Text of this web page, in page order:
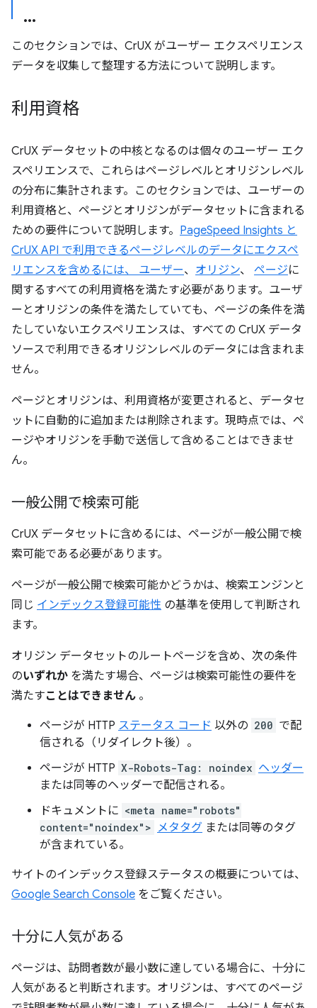
このセクションでは、CrUX がユーザー エクスペリエンス
データを収集して整理する方法について説明します。
利用資格
CrUX データセットの中核となるのは個々のユーザー エク
スペリエンスで、これらはページレベルとオリジンレベル
の分布に集計されます。このセクションでは、ユーザーの
利用資格と、ページとオリジンがデータセットに含まれる
ための要件について説明します。 PageSpeed Insights と
CrUX API で利用できるページレベルのデータにエクスペ
リエンスを含めるには、 ユーザー、 オリジン、 ページに
関するすべての利用資格を満たす必要があります。ユーザ
ーとオリジンの条件を満たしていても、ページの条件を満
たしていないエクスペリエンスは、すべての CrUX データ
ソースで利用できるオリジンレベルのデータには含まれま
せん。
ページとオリジンは、利用資格が変更されると、データセ
ットに自動的に追加または削除されます。現時点では、ペ
ージやオリジンを手動で送信して含めることはできませ
ん。
一般公開で検索可能
CrUX データセットに含めるには、ページが一般公開で検
索可能である必要があります。
ページが一般公開で検索可能かどうかは、検索エンジンと
同じ インデックス登録可能性 の基準を使用して判断され
ます。
オリジン データセットのルートページを含め、次の条件
のいずれか を満たす場合、ページは検索可能性の要件を
満たすことはできません 。
ページが HTTP ステータス コード 以外の 200 で配
信される（リダイレクト後）。
ページが HTTP X-Robots-Tag: noindex ヘッダー
または同等のヘッダーで配信される。
ドキュメントに <meta name="robots"
content="noindex"> メタタグ または同等のタグ
が含まれている。
サイトのインデックス登録ステータスの概要については、
Google Search Console をご覧ください。
十分に人気がある
ページは、訪問者数が最小数に達している場合に、十分に
人気があると判断されます。オリジンは、すべてのページ